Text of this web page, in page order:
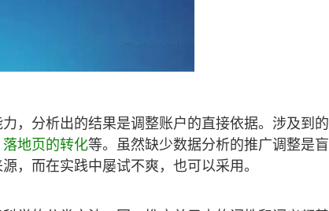
，分析出的结果是调整账户的直接依据。涉及到的
落地页的转化等。虽然缺少数据分析的推广调整是盲
，而在实践中屡试不爽，也可以采用。